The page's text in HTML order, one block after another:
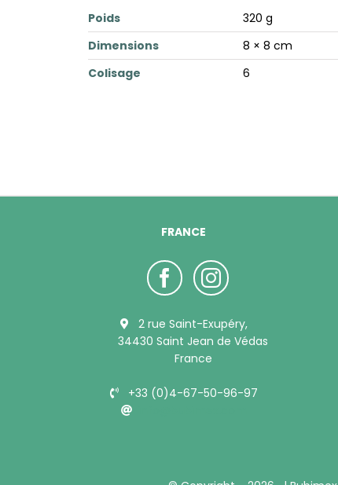
Poids
320 g
Dimensions
8 × 8 cm
Colisage
6
FRANCE
2 rue Saint-Exupéry,
34430 Saint Jean de Védas
France
+33 (0)4-67-50-96-97